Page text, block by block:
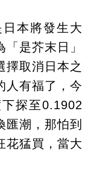
本將發生大
是芥末日」
擇取消日本之
人有福了，今
探至0.1902
匯潮，那怕到
花猛買，當大